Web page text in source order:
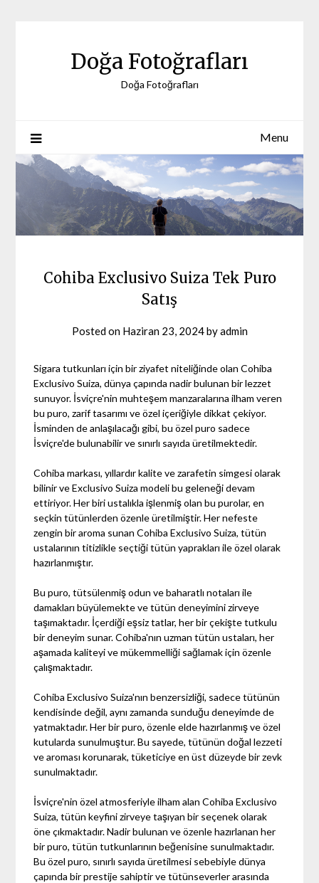
Doğa Fotoğrafları
Doğa Fotoğrafları
Menu
Cohiba Exclusivo Suiza Tek Puro
Satış
Posted on Haziran 23, 2024byadmin
Sigara tutkunları için bir ziyafet niteliğinde olan Cohiba
Exclusivo Suiza, dünya çapında nadir bulunan bir lezzet
sunuyor. İsviçre'nin muhteşem manzaralarına ilham veren
bu puro, zarif tasarımı ve özel içeriğiyle dikkat çekiyor.
İsminden de anlaşılacağı gibi, bu özel puro sadece
İsviçre'de bulunabilir ve sınırlı sayıda üretilmektedir.
Cohiba markası, yıllardır kalite ve zarafetin simgesi olarak
bilinir ve Exclusivo Suiza modeli bu geleneği devam
ettiriyor. Her biri ustalıkla işlenmiş olan bu purolar, en
seçkin tütünlerden özenle üretilmiştir. Her nefeste
zengin bir aroma sunan Cohiba Exclusivo Suiza, tütün
ustalarının titizlikle seçtiği tütün yaprakları ile özel olarak
hazırlanmıştır.
Bu puro, tütsülenmiş odun ve baharatlı notaları ile
damakları büyülemekte ve tütün deneyimini zirveye
taşımaktadır. İçerdiği eşsiz tatlar, her bir çekişte tutkulu
bir deneyim sunar. Cohiba'nın uzman tütün ustaları, her
aşamada kaliteyi ve mükemmelliği sağlamak için özenle
çalışmaktadır.
Cohiba Exclusivo Suiza'nın benzersizliği, sadece tütünün
kendisinde değil, aynı zamanda sunduğu deneyimde de
yatmaktadır. Her bir puro, özenle elde hazırlanmış ve özel
kutularda sunulmuştur. Bu sayede, tütünün doğal lezzeti
ve aroması korunarak, tüketiciye en üst düzeyde bir zevk
sunulmaktadır.
İsviçre'nin özel atmosferiyle ilham alan Cohiba Exclusivo
Suiza, tütün keyfini zirveye taşıyan bir seçenek olarak
öne çıkmaktadır. Nadir bulunan ve özenle hazırlanan her
bir puro, tütün tutkunlarının beğenisine sunulmaktadır.
Bu özel puro, sınırlı sayıda üretilmesi sebebiyle dünya
çapında bir prestije sahiptir ve tütünseverler arasında